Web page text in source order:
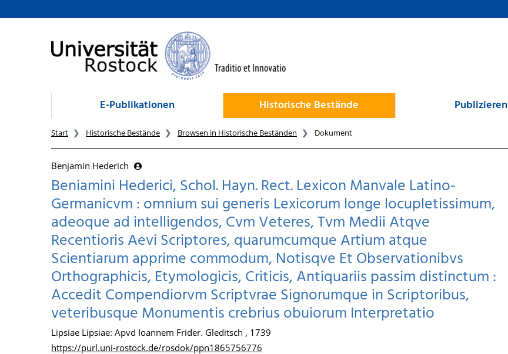
zum Inhalt
E-Publikationen Historische Bestände Publizieren
Start Historische Bestände Browsen in Historische Beständen Dokument
Benjamin Hederich
Beniamini Hederici, Schol. Hayn. Rect. Lexicon Manvale Latino-
Germanicvm : omnium sui generis Lexicorum longe locupletissimum,
adeoque ad intelligendos, Cvm Veteres, Tvm Medii Atqve
Recentioris Aevi Scriptores, quarumcumque Artium atque
Scientiarum apprime commodum, Notisqve Et Observationibvs
Orthographicis, Etymologicis, Criticis, Antiquariis passim distinctum :
Accedit Compendiorvm Scriptvrae Signorumque in Scriptoribus,
veteribusque Monumentis crebrius obuiorum Interpretatio
Lipsiae Lipsiae: Apvd Ioannem Frider. Gleditsch , 1739
https://purl.uni-rostock.de/rosdok/ppn1865756776